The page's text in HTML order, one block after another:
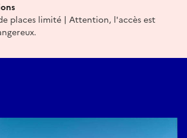
places limité | Attention, l'accès est